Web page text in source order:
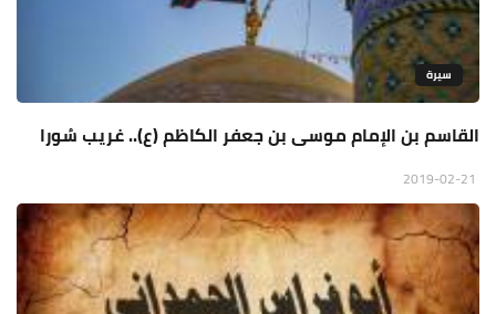
سيرة
القاسم بن الإمام موسى بن جعفر الكاظم (ع).. غريب سُورا